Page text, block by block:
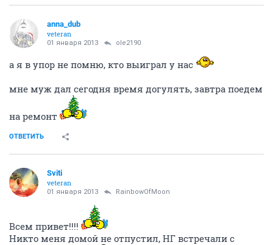
anna_dub
veteran
01 января 2013 ole2190
а я в упор не помню, кто выиграл у нас
мне муж дал сегодня время догулять, завтра поедем
на ремонт
ОТВЕТИТЬ
Sviti
veteran
01 января 2013 RainbowOfMoon
Всем привет!!!!
Никто меня домой не отпустил, НГ встречали с